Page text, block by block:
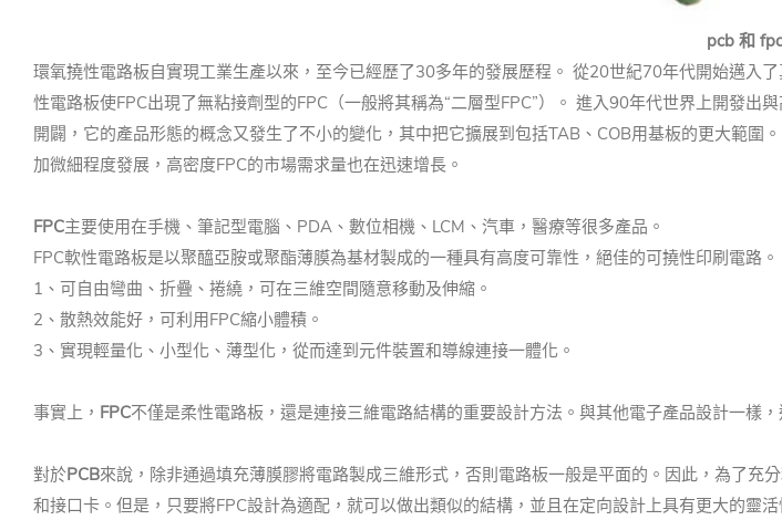
pcb 和 fpc
環氧撓性電路板自實現工業生產以來，至今已經歷了30多年的發展歷程。 從20世紀70年代開始邁入
性電路板使FPC出現了無粘接劑型的FPC（一般將其稱為“二層型FPC”）。 進入90年代世界上開發
開闢，它的產品形態的概念又發生了不小的變化，其中把它擴展到包括TAB、COB用基板的更大範
加微細程度發展，高密度FPC的市場需求量也在迅速增長。
FPC主要使用在手機、筆記型電腦、PDA、數位相機、LCM、汽車，醫療等很多產品。
FPC軟性電路板是以聚醯亞胺或聚酯薄膜為基材製成的一種具有高度可靠性，絕佳的可撓性印刷電路
1、可自由彎曲、折疊、捲繞，可在三維空間隨意移動及伸縮。
2、散熱效能好，可利用FPC縮小體積。
3、實現輕量化、小型化、薄型化，從而達到元件裝置和導線連接一體化。
事實上， FPC不僅是柔性電路板，還是連接三維電路結構的重要設計方法。 與其他電子產品設計一樣
對於PCB來說，除非通過填充薄膜膠將電路製成三維形式，否則電路板一般是平面的。 因此，為了充
和接口卡。 但是，只要將FPC設計為適配，就可以做出類似的結構，並且在定向設計上具有更大的靈活